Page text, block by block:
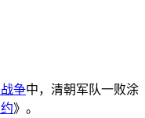
争中，清朝军队一败涂
》。